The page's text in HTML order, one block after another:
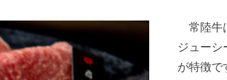
常陸牛
ジューシ
が特徴で